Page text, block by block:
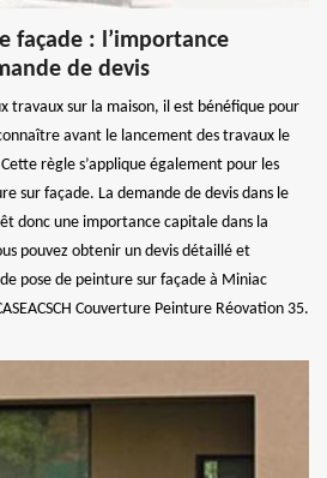
façade : l’importance
de devis
travaux sur la maison, il est bénéfique pour
avant le lancement des travaux le
règle s’applique également pour les
sur façade. La demande de devis dans le
donc une importance capitale dans la
pouvez obtenir un devis détaillé et
pose de peinture sur façade à Miniac
Couverture Peinture Réovation 35.